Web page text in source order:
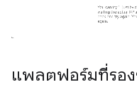
แพลตฟอร์มที่รอ